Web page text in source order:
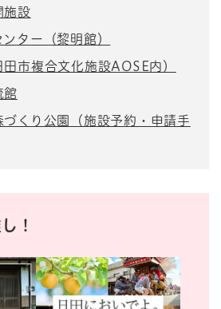
施設
ター（黎明館）
市複合文化施設AOSE内）
館
づくり公園（施設予約・申請手
！